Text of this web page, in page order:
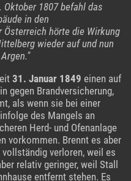
1807 befahl das
in den
hörte die Wirkung
wieder auf und nun
31. Januar 1849 einen auf
gegen Brandversicherung,
als wenn sie bei einer
des Mangels an
Herd- und Ofenanlage
vorkommen. Brennt es aber
verloren, weil es
relativ geringer, weil Stall
entfernt stehen. Es